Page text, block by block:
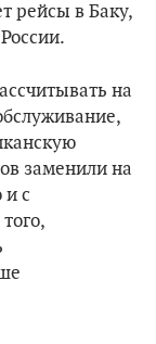
рейсы в Баку,
на
заменили на
с